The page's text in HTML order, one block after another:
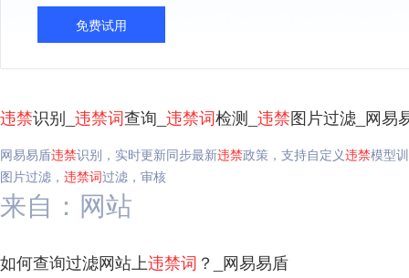
免费试用
违禁识别_ 违禁词查询_ 违禁词检测_ 违禁图片过滤_网易
网易易盾违禁识别，实时更新同步最新违禁政策，支持自定义违禁模型
图片过滤， 违禁词过滤，审核
来自：网站
如何查询过滤网站上违禁词 ？_网易易盾